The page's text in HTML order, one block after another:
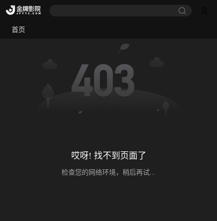
首页
哎呀! 找不到页面了
检查您的网络环境，稍后再试...